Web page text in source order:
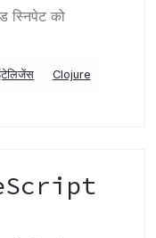
स्निपेट को
Clojure